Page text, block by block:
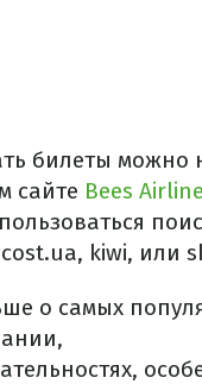
билеты можно
сайте Bees Airline
kiwi, или
о самых